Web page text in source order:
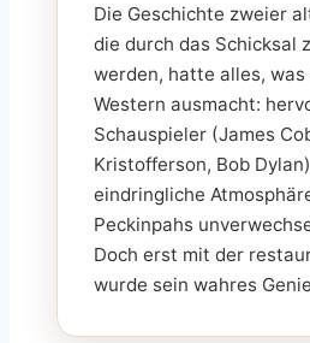
Die Geschichte zweier
die durch das Schicksal
werden, hatte alles, was
Western ausmacht:
Schauspieler (James
Kristofferson, Bob
eindringliche
Peckinpahs
Doch erst mit der
wurde sein wahres